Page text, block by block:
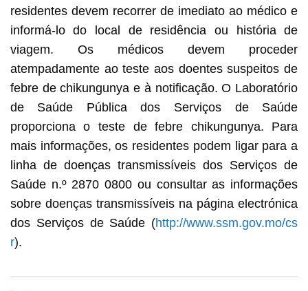
residentes devem recorrer de imediato ao médico e
informá-lo do local de residência ou história de
viagem. Os médicos devem proceder
atempadamente ao teste aos doentes suspeitos de
febre de chikungunya e à notificação. O Laboratório
de Saúde Pública dos Serviços de Saúde
proporciona o teste de febre chikungunya. Para
mais informações, os residentes podem ligar para a
linha de doenças transmissíveis dos Serviços de
Saúde n.º 2870 0800 ou consultar as informações
sobre doenças transmissíveis na página electrónica
dos Serviços de Saúde (http://www.ssm.gov.mo/cs
r).